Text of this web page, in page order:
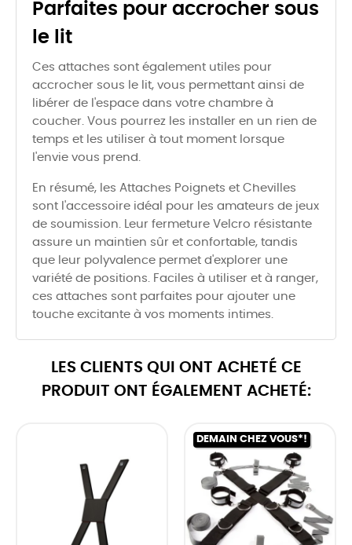
Parfaites pour accrocher sous
le lit
Ces attaches sont également utiles pour
accrocher sous le lit, vous permettant ainsi de
libérer de l'espace dans votre chambre à
coucher. Vous pourrez les installer en un rien de
temps et les utiliser à tout moment lorsque
l'envie vous prend.
En résumé, les Attaches Poignets et Chevilles
sont l'accessoire idéal pour les amateurs de jeux
de soumission. Leur fermeture Velcro résistante
assure un maintien sûr et confortable, tandis
que leur polyvalence permet d'explorer une
variété de positions. Faciles à utiliser et à ranger,
ces attaches sont parfaites pour ajouter une
touche excitante à vos moments intimes.
LES CLIENTS QUI ONT ACHETÉ CE
PRODUIT ONT ÉGALEMENT ACHETÉ:
DEMAIN CHEZ VOUS*!